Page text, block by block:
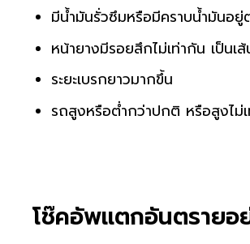
มีน้ำมันรั่วซึมหรือมีคราบน้ำมันอ
หน้ายางมีรอยสึกไม่เท่ากัน เป็น
ระยะเบรกยาวมากขึ้น
รถสูงหรือต่ำกว่าปกติ หรือสูงไม่
โช๊คอัพแตกอันตรายอ